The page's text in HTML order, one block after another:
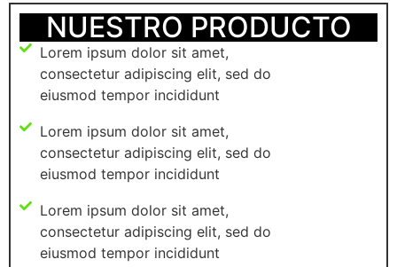
NUESTRO PRODUCTO
Lorem ipsum dolor sit amet,
consectetur adipiscing elit, sed do
eiusmod tempor incididunt
Lorem ipsum dolor sit amet,
consectetur adipiscing elit, sed do
eiusmod tempor incididunt
Lorem ipsum dolor sit amet,
consectetur adipiscing elit, sed do
eiusmod tempor incididunt